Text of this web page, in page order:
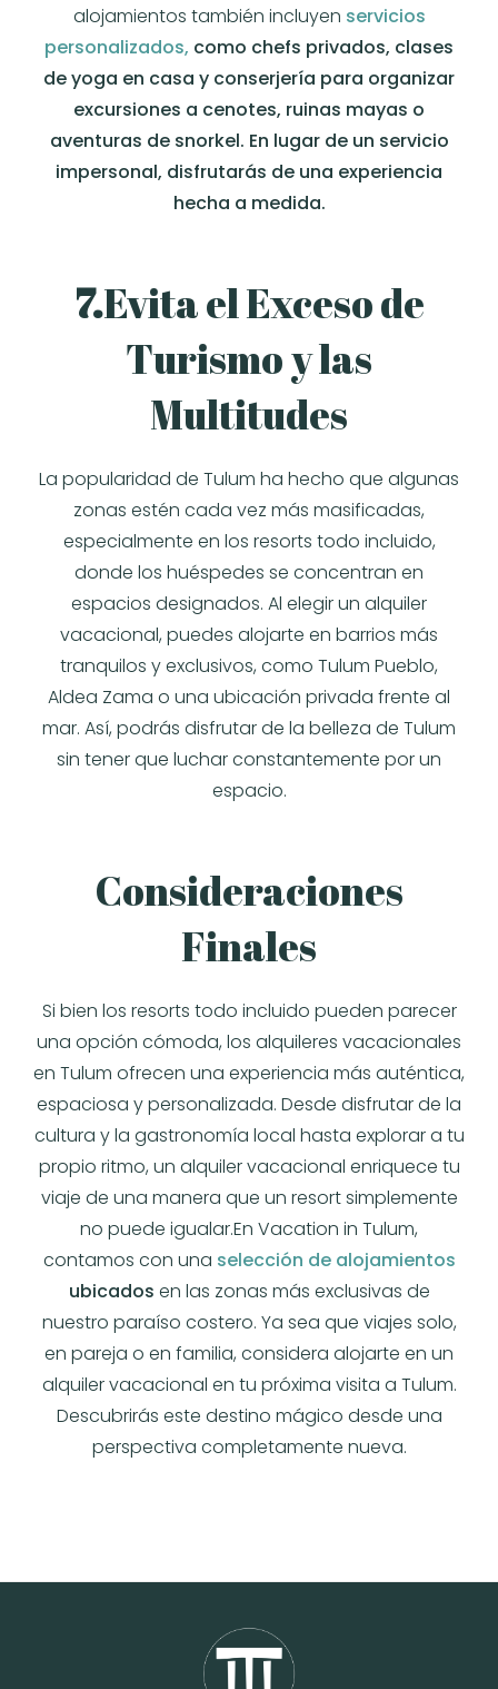
alojamientos también incluyen servicios
personalizados, como chefs privados, clases
de yoga en casa y conserjería para organizar
excursiones a cenotes, ruinas mayas o
aventuras de snorkel. En lugar de un servicio
impersonal, disfrutarás de una experiencia
hecha a medida.
7.Evita el Exceso de
Turismo y las
Multitudes
La popularidad de Tulum ha hecho que algunas
zonas estén cada vez más masificadas,
especialmente en los resorts todo incluido,
donde los huéspedes se concentran en
espacios designados. Al elegir un alquiler
vacacional, puedes alojarte en barrios más
tranquilos y exclusivos, como Tulum Pueblo,
Aldea Zama o una ubicación privada frente al
mar. Así, podrás disfrutar de la belleza de Tulum
sin tener que luchar constantemente por un
espacio.
Consideraciones
Finales
Si bien los resorts todo incluido pueden parecer
una opción cómoda, los alquileres vacacionales
en Tulum ofrecen una experiencia más auténtica,
espaciosa y personalizada. Desde disfrutar de la
cultura y la gastronomía local hasta explorar a tu
propio ritmo, un alquiler vacacional enriquece tu
viaje de una manera que un resort simplemente
no puede igualar.En Vacation in Tulum,
contamos con una selección de alojamientos
ubicados en las zonas más exclusivas de
nuestro paraíso costero. Ya sea que viajes solo,
en pareja o en familia, considera alojarte en un
alquiler vacacional en tu próxima visita a Tulum.
Descubrirás este destino mágico desde una
perspectiva completamente nueva.